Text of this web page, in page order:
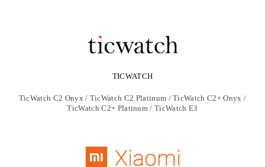
TICWATCH
TicWatch C2 Onyx / TicWatch C2 Platinum / TicWatch C2+ Onyx /
TicWatch C2+ Platinum / TicWatch E3